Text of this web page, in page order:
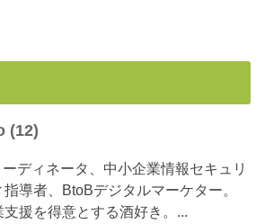
(12)
ーディネータ、中小企業情報セキュリ
指導者、BtoBデジタルマーケター。
支援を得意とする酒好き。...